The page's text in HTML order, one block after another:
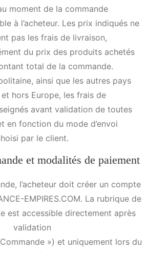
moment de la commande
à l’acheteur. Les prix indiqués ne
pas les frais de livraison,
du prix des produits achetés
total de la commande.
ainsi que les autres pays
hors Europe, les frais de
avant validation de toutes
en fonction du mode d’envoi
par le client.
et modalités de paiement
l’acheteur doit créer un compte
EMPIRES.COM. La rubrique de
est accessible directement après
validation
») et uniquement lors du